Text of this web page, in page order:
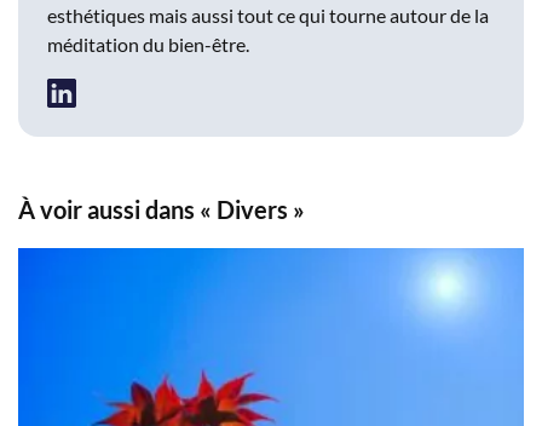
esthétiques mais aussi tout ce qui tourne autour de la
méditation du bien-être.
À voir aussi dans « Divers »